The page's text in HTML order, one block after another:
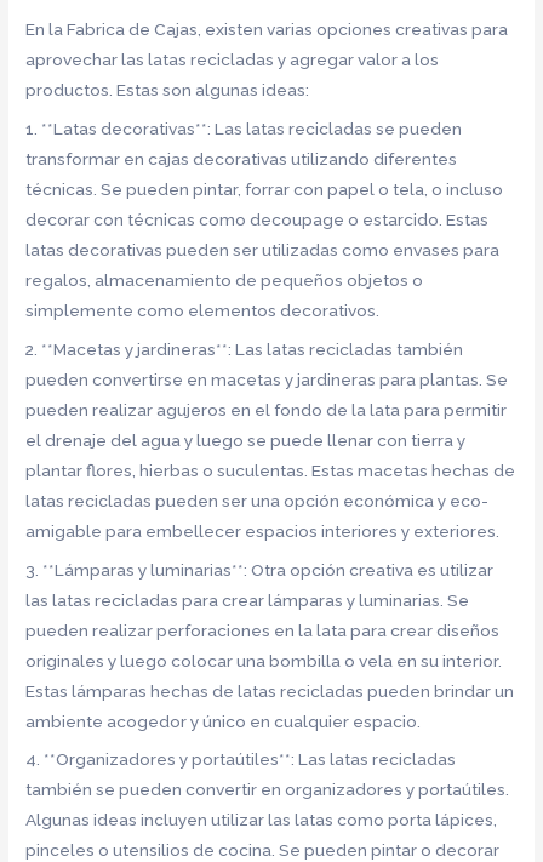
En la Fabrica de Cajas, existen varias opciones creativas para
aprovechar las latas recicladas y agregar valor a los
productos. Estas son algunas ideas:
1. **Latas decorativas**: Las latas recicladas se pueden
transformar en cajas decorativas utilizando diferentes
técnicas. Se pueden pintar, forrar con papel o tela, o incluso
decorar con técnicas como decoupage o estarcido. Estas
latas decorativas pueden ser utilizadas como envases para
regalos, almacenamiento de pequeños objetos o
simplemente como elementos decorativos.
2. **Macetas y jardineras**: Las latas recicladas también
pueden convertirse en macetas y jardineras para plantas. Se
pueden realizar agujeros en el fondo de la lata para permitir
el drenaje del agua y luego se puede llenar con tierra y
plantar flores, hierbas o suculentas. Estas macetas hechas de
latas recicladas pueden ser una opción económica y eco-
amigable para embellecer espacios interiores y exteriores.
3. **Lámparas y luminarias**: Otra opción creativa es utilizar
las latas recicladas para crear lámparas y luminarias. Se
pueden realizar perforaciones en la lata para crear diseños
originales y luego colocar una bombilla o vela en su interior.
Estas lámparas hechas de latas recicladas pueden brindar un
ambiente acogedor y único en cualquier espacio.
4. **Organizadores y portaútiles**: Las latas recicladas
también se pueden convertir en organizadores y portaútiles.
Algunas ideas incluyen utilizar las latas como porta lápices,
pinceles o utensilios de cocina. Se pueden pintar o decorar